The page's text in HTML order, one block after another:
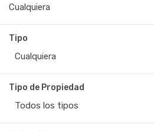
Tipo
Cualquiera
Tipo de Propiedad
Todos los tipos